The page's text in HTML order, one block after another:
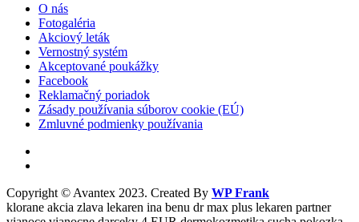
O nás
Fotogaléria
Akciový leták
Vernostný systém
Akceptované poukážky
Facebook
Reklamačný poriadok
Zásady používania súborov cookie (EÚ)
Zmluvné podmienky používania
Copyright © Avantex 2023. Created By WP Frank
klorane akcia zlava lekaren ina benu dr max plus lekaren partner